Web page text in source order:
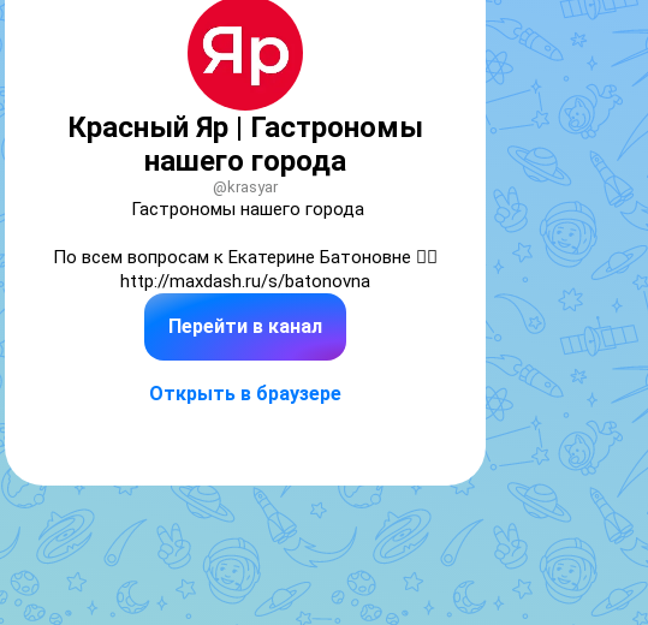
Красный Яр | Гастрономы
нашего города
@krasyar
Гастрономы нашего города
По всем вопросам к Екатерине Батоновне 👉🏼
http://maxdash.ru/s/batonovna
Перейти в канал
Открыть в браузере